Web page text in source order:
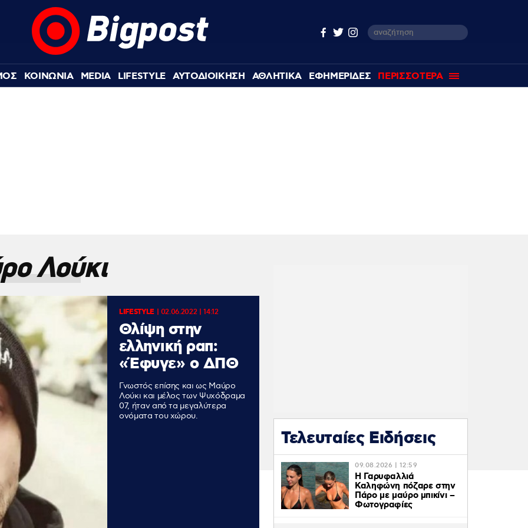
ΚΟΙΝΩΝΙΑ MEDIA LIFESTYLE ΑΥΤΟΔΙΟΙΚΗΣΗ ΑΘΛΗΤΙΚΑ ΕΦΗΜΕΡΙΔΕΣ ΠΕΡΙΣΣΟΤΕΡΑ
Λούκι
LIFESTYLE| 02.06.2022 | 14:12
Θλίψη στην
ελληνική ραπ:
«Έφυγε» ο ΔΠΘ
Γνωστός επίσης και ως Μαύρο
Λούκι και μέλος των Ψυχόδραμα
07, ήταν από τα μεγαλύτερα
ονόματα του χώρου.
Τελευταίες Ειδήσεις
09.08.2026 | 12:59
Η Γαρυφαλλιά
Καληφώνη πόζαρε στην
Πάρο με μαύρο μπικίνι –
Φωτογραφίες